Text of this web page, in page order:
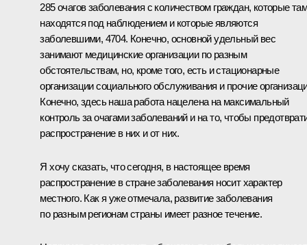
285 очагов заболевания с количеством граждан, которые
находятся под наблюдением и которые являются
заболевшими, 4704. Конечно, основной удельный вес
занимают медицинские организации по разным
обстоятельствам, но, кроме того, есть и стационарные
организации социального обслуживания и прочие
Конечно, здесь наша работа нацелена на максимальный
контроль за очагами заболеваний и на то, чтобы
распространение в них и от них.
Я хочу сказать, что сегодня, в настоящее время
распространение в стране заболевания носит характер
местного. Как я уже отмечала, развитие заболевания
по разным регионам страны имеет разное течение.